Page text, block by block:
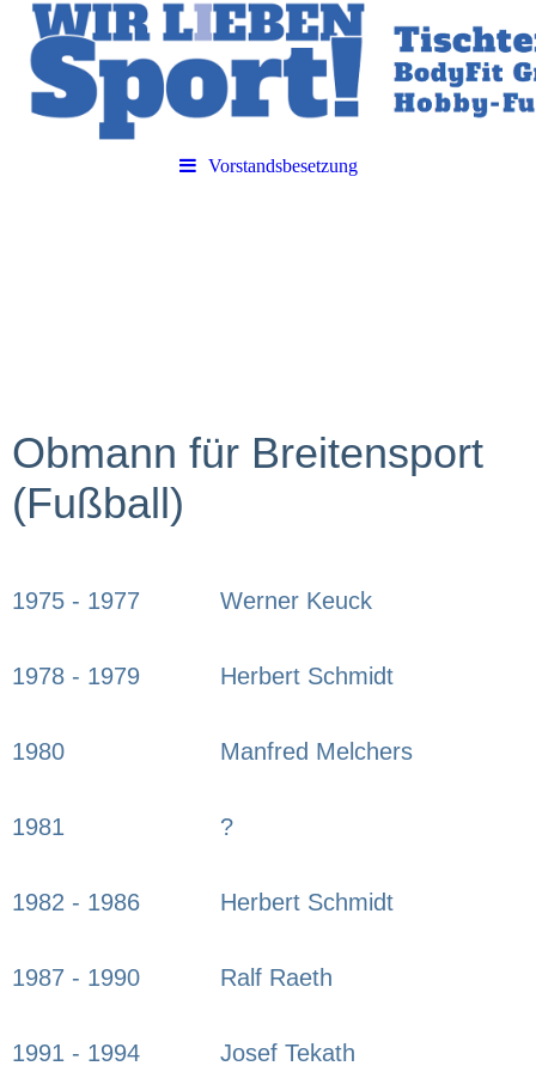
Vorstandsbesetzung
Obmann für Breitensport
(Fußball)
1975 - 1977 Werner Keuck
1978 - 1979 Herbert Schmidt
1980 Manfred Melchers
1981 ?
1982 - 1986 Herbert Schmidt
1987 - 1990 Ralf Raeth
1991 - 1994 Josef Tekath